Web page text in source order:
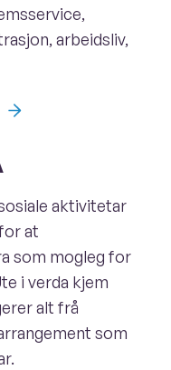
arbeidsliv,
aktivitetar
at
som mogleg for
i verda kjem
alt frå
som